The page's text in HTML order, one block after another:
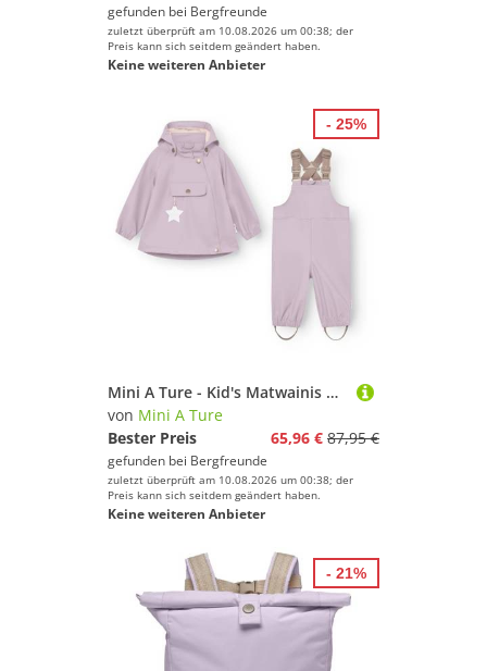
gefunden bei Bergfreunde
zuletzt überprüft am 10.08.2026 um 00:38; der
Preis kann sich seitdem geändert haben.
Keine weiteren Anbieter
Mini A Ture - Kid's Matwainis Rain Set - Regenset Gr 74 lila
von Mini A Ture
Bester Preis
65,96 € 87,95 €
gefunden bei Bergfreunde
zuletzt überprüft am 10.08.2026 um 00:38; der
Preis kann sich seitdem geändert haben.
Keine weiteren Anbieter
- 25%
- 21%